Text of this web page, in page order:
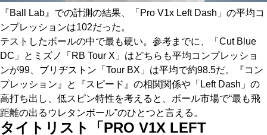
『Ball Lab』での計測の結果、「Pro V1x Left Dash」の平均コ
ンプレッションは102だった。
テストしたボールの中で最も硬い。参考までに、「Cut Blue
DC」とミズノ「RB Tour X」はどちらも平均コンプレッショ
ンが99、ブリヂストン「Tour BX」は平均で約98.5だ。『コン
プレッション』と『スピード』の相関関係や「Left Dash」の
高打ち出し、低スピン特性を考えると、ボール市場で“最も飛
距離の出るウレタンボール”のひとつと言える。
タイトリスト「PRO V1X LEFT